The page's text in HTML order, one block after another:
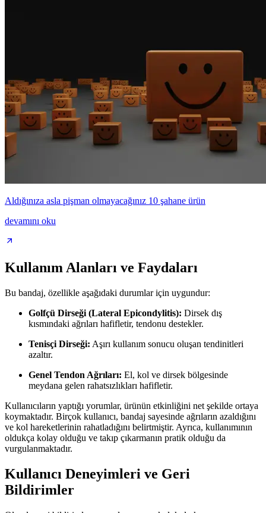
Aldığınıza asla pişman olmayacağınız 10 şahane ürün
devamını oku
Kullanım Alanları ve Faydaları
Bu bandaj, özellikle aşağıdaki durumlar için uygundur:
Golfçü Dirseği (Lateral Epicondylitis): Dirsek dış
kısmındaki ağrıları hafifletir, tendonu destekler.
Tenisçi Dirseği: Aşırı kullanım sonucu oluşan tendinitleri
azaltır.
Genel Tendon Ağrıları: El, kol ve dirsek bölgesinde
meydana gelen rahatsızlıkları hafifletir.
Kullanıcıların yaptığı yorumlar, ürünün etkinliğini net şekilde ortaya
koymaktadır. Birçok kullanıcı, bandaj sayesinde ağrıların azaldığını
ve kol hareketlerinin rahatladığını belirtmiştir. Ayrıca, kullanımının
oldukça kolay olduğu ve takıp çıkarmanın pratik olduğu da
vurgulanmaktadır.
Kullanıcı Deneyimleri ve Geri
Bildirimler